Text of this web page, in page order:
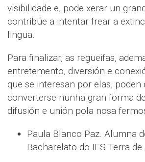
visibilidade e, pode xerar un
contribúe a intentar frear a
lingua.
Para finalizar, as regueifas,
entretemento, diversión e
que se interesan por elas, poden
converterse nunha gran forma
difusión e unión pola nosa
Paula Blanco Paz. Alumna
Bacharelato do IES Terra de